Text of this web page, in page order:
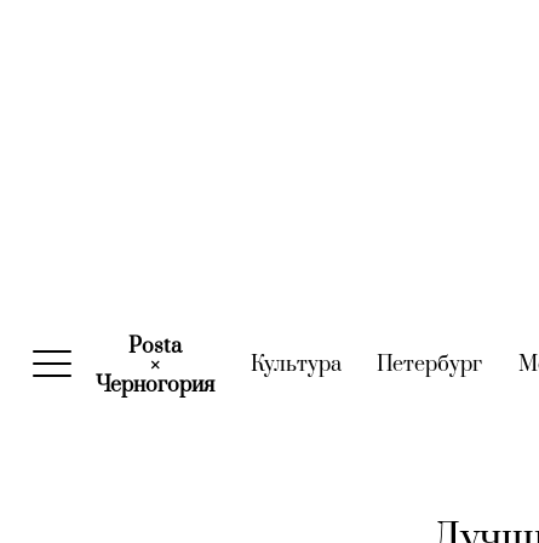
Posta
×
Черногория(current)
Культура(current)
Петербург